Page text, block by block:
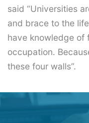
said “Universities
and brace to the
have knowledge of
occupation.
these four walls”.